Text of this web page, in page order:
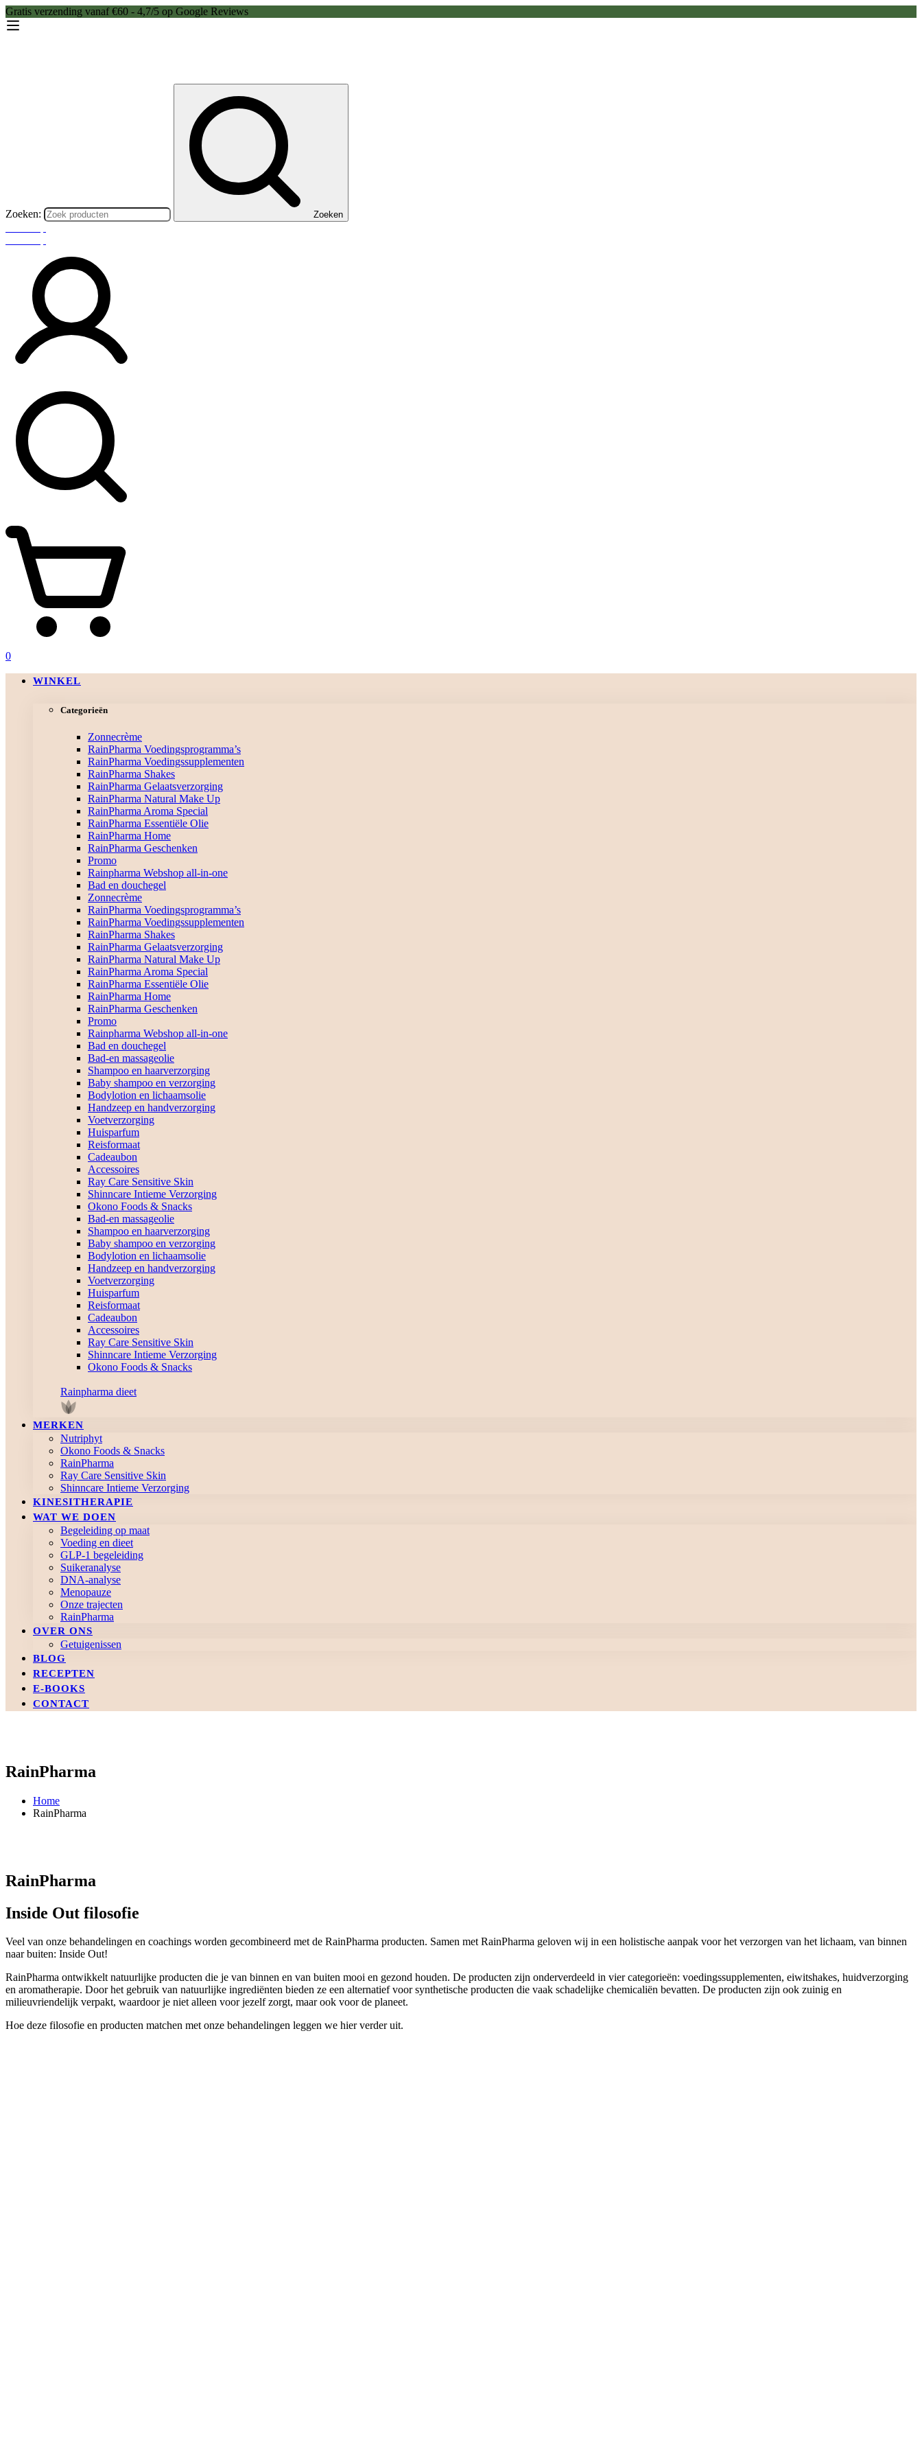
Gratis verzending vanaf €60 - 4,7/5 op Google Reviews
Zoeken: Zoeken
0
WINKEL
Categorieën
Zonnecrème
RainPharma Voedingsprogramma’s
RainPharma Voedingssupplementen
RainPharma Shakes
RainPharma Gelaatsverzorging
RainPharma Natural Make Up
RainPharma Aroma Special
RainPharma Essentiële Olie
RainPharma Home
RainPharma Geschenken
Promo
Rainpharma Webshop all-in-one
Bad en douchegel
Zonnecrème
RainPharma Voedingsprogramma’s
RainPharma Voedingssupplementen
RainPharma Shakes
RainPharma Gelaatsverzorging
RainPharma Natural Make Up
RainPharma Aroma Special
RainPharma Essentiële Olie
RainPharma Home
RainPharma Geschenken
Promo
Rainpharma Webshop all-in-one
Bad en douchegel
Bad-en massageolie
Shampoo en haarverzorging
Baby shampoo en verzorging
Bodylotion en lichaamsolie
Handzeep en handverzorging
Voetverzorging
Huisparfum
Reisformaat
Cadeaubon
Accessoires
Ray Care Sensitive Skin
Shinncare Intieme Verzorging
Okono Foods & Snacks
Bad-en massageolie
Shampoo en haarverzorging
Baby shampoo en verzorging
Bodylotion en lichaamsolie
Handzeep en handverzorging
Voetverzorging
Huisparfum
Reisformaat
Cadeaubon
Accessoires
Ray Care Sensitive Skin
Shinncare Intieme Verzorging
Okono Foods & Snacks
Rainpharma dieet
MERKEN
Nutriphyt
Okono Foods & Snacks
RainPharma
Ray Care Sensitive Skin
Shinncare Intieme Verzorging
KINESITHERAPIE
WAT WE DOEN
Begeleiding op maat
Voeding en dieet
GLP-1 begeleiding
Suikeranalyse
DNA-analyse
Menopauze
Onze trajecten
RainPharma
OVER ONS
Getuigenissen
BLOG
RECEPTEN
E-BOOKS
CONTACT
RainPharma
Home
RainPharma
RainPharma
Inside Out filosofie
Veel van onze behandelingen en coachings worden gecombineerd met de RainPharma producten. Samen met RainPharma geloven wij in een holistische aanpak voor het verzorgen van het lichaam, van binnen
naar buiten: Inside Out!
RainPharma ontwikkelt natuurlijke producten die je van binnen en van buiten mooi en gezond houden. De producten zijn onderverdeeld in vier categorieën: voedingssupplementen, eiwitshakes, huidverzorging
en aromatherapie. Door het gebruik van natuurlijke ingrediënten bieden ze een alternatief voor synthetische producten die vaak schadelijke chemicaliën bevatten. De producten zijn ook zuinig en
milieuvriendelijk verpakt, waardoor je niet alleen voor jezelf zorgt, maar ook voor de planeet.
Hoe deze filosofie en producten matchen met onze behandelingen leggen we hier verder uit.